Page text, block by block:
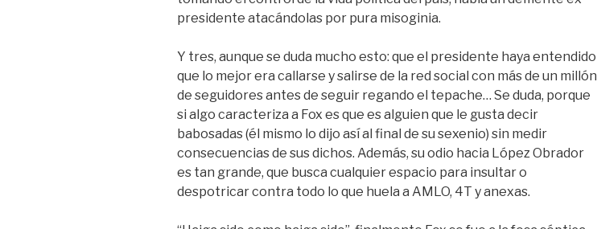
presidente atacándolas por pura misoginia.
Y tres, aunque se duda mucho esto: que el presidente haya entendido
que lo mejor era callarse y salirse de la red social con más de un millón
de seguidores antes de seguir regando el tepache… Se duda, porque
si algo caracteriza a Fox es que es alguien que le gusta decir
babosadas (él mismo lo dijo así al final de su sexenio) sin medir
consecuencias de sus dichos. Además, su odio hacia López Obrador
es tan grande, que busca cualquier espacio para insultar o
despotricar contra todo lo que huela a AMLO, 4T y anexas.